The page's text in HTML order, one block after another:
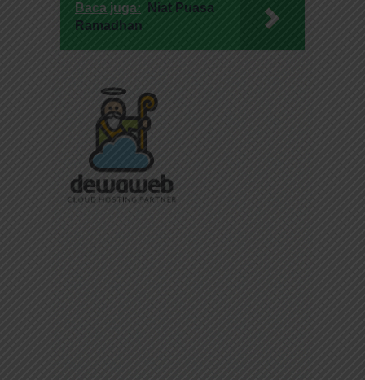
Baca juga:
Niat Puasa
Ramadhan